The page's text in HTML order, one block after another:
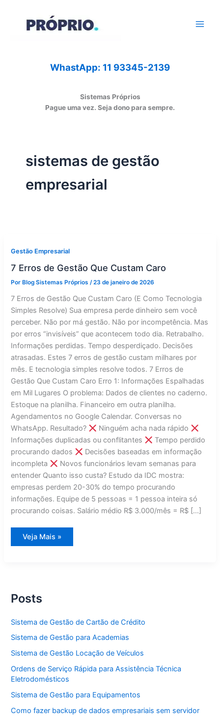
WhastApp: 11 93345-2139
Sistemas Próprios
Pague uma vez. Seja dono para sempre.
sistemas de gestão
empresarial
Gestão Empresarial
7 Erros de Gestão Que Custam Caro
Por Blog Sistemas Próprios/23 de janeiro de 2026
7 Erros de Gestão Que Custam Caro (E Como Tecnologia
Simples Resolve) Sua empresa perde dinheiro sem você
perceber. Não por má gestão. Não por incompetência. Mas
por erros “invisíveis” que acontecem todo dia. Retrabalho.
Informações perdidas. Tempo desperdiçado. Decisões
atrasadas. Estes 7 erros de gestão custam milhares por
mês. E tecnologia simples resolve todos. 7 Erros de
Gestão Que Custam Caro Erro 1: Informações Espalhadas
em Mil Lugares O problema: Dados de clientes no caderno.
Estoque na planilha. Financeiro em outra planilha.
Agendamentos no Google Calendar. Conversas no
WhatsApp. Resultado?
Ninguém acha nada rápido
Informações duplicadas ou conflitantes
Tempo perdido
procurando dados
Decisões baseadas em informação
incompleta
Novos funcionários levam semanas para
entender Quanto isso custa? Estudo da IDC mostra:
empresas perdem 20-30% do tempo procurando
informações. Equipe de 5 pessoas = 1 pessoa inteira só
procurando coisas. Salário médio R$ 3.000/mês = R$ […]
7
Erros
Veja Mais »
Posts
Sistema de Gestão de Cartão de Crédito
Sistema de Gestão para Academias
Sistema de Gestão Locação de Veículos
Ordens de Serviço Rápida para Assistência Técnica
Eletrodomésticos
Sistema de Gestão para Equipamentos
Como fazer backup de dados empresariais sem servidor